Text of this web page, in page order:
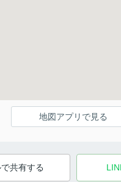
地図アプリで見る
で共有する